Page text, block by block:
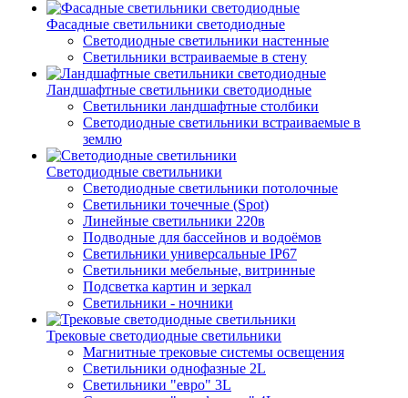
Фасадные светильники светодиодные
Светодиодные светильники настенные
Светильники встраиваемые в стену
Ландшафтные светильники светодиодные
Светильники ландшафтные столбики
Светодиодные светильники встраиваемые в
землю
Светодиодные светильники
Светодиодные светильники потолочные
Светильники точечные (Spot)
Линейные светильники 220в
Подводные для бассейнов и водоёмов
Светильники универсальные IP67
Светильники мебельные, витринные
Подсветка картин и зеркал
Светильники - ночники
Трековые светодиодные светильники
Магнитные трековые системы освещения
Светильники однофазные 2L
Светильники "евро" 3L